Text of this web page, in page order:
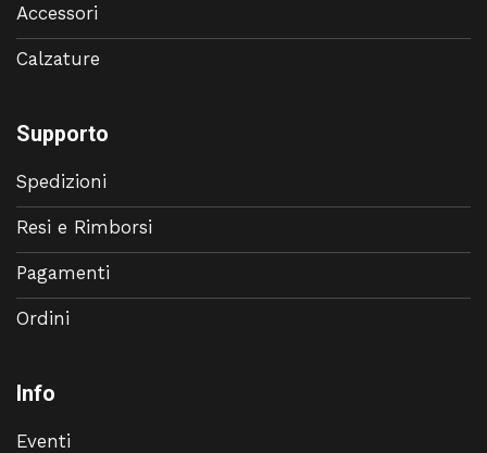
Accessori
Calzature
Supporto
Spedizioni
Resi e Rimborsi
Pagamenti
Ordini
Info
Eventi